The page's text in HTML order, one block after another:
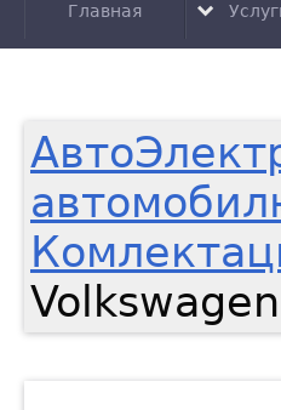
Главная